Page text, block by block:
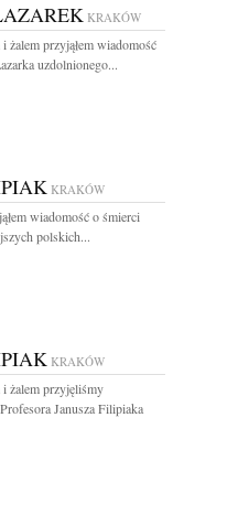
KRAKÓW
żalem przyjąłem wiadomość
uzdolnionego...
KRAKÓW
wiadomość o śmierci
polskich...
KRAKÓW
żalem przyjęliśmy
Janusza Filipiaka